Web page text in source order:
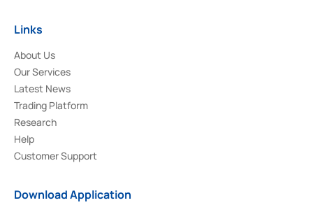
Links
About Us
Our Services
Latest News
Trading Platform
Research
Help
Customer Support
Download Application